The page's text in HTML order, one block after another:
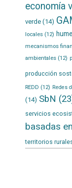
economía
verde(14)
locales(12)
mecanismos
ambientales(12)
producción
REDD (12) Redes
(14) SbN
servicios
basadas
territorios